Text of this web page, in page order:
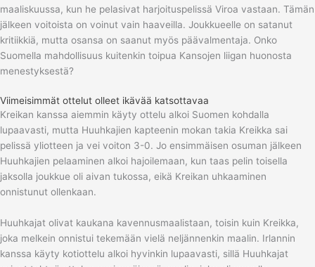
maaliskuussa, kun he pelasivat harjoituspelissä Viroa vastaan. Tämän
jälkeen voitoista on voinut vain haaveilla. Joukkueelle on satanut
kritiikkiä, mutta osansa on saanut myös päävalmentaja. Onko
Suomella mahdollisuus kuitenkin toipua Kansojen liigan huonosta
menestyksestä?
Viimeisimmät ottelut olleet ikävää katsottavaa
Kreikan kanssa aiemmin käyty ottelu alkoi Suomen kohdalla
lupaavasti, mutta Huuhkajien kapteenin mokan takia Kreikka sai
pelissä yliotteen ja vei voiton 3-0. Jo ensimmäisen osuman jälkeen
Huuhkajien pelaaminen alkoi hajoilemaan, kun taas pelin toisella
jaksolla joukkue oli aivan tukossa, eikä Kreikan uhkaaminen
onnistunut ollenkaan.
Huuhkajat olivat kaukana kavennusmaalistaan, toisin kuin Kreikka,
joka melkein onnistui tekemään vielä neljännenkin maalin. Irlannin
kanssa käyty kotiottelu alkoi hyvinkin lupaavasti, sillä Huuhkajat